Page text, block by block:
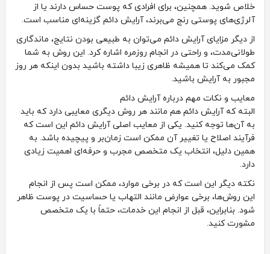
خلاص شوید. همچنین، برای افرادی که پوست حساس دارند یا از
آلرژی‌های پوستی رنج می‌برند، آرایش دائم گزینه‌ای مناسب است.
از دیگر مزایای آرایش دائم می‌توان به طبیعی بودن نتایج، ماندگاری
طولانی‌مدت، و راحتی در انجام روزمره اشاره کرد. این روش به شما
کمک می‌کند تا همیشه ظاهری زیبا داشته باشید بدون اینکه هر روز
مجبور به آرایش باشید.
معایب و نکات مهم درباره آرایش دائم
البته که آرایش دائم هم مانند هر روش دیگری معایبی دارد که باید
به آن‌ها توجه کنید. یکی از معایب اصلی آرایش دائم این است که
فرآیند اصلاح یا تغییر آن ممکن است زمان‌بر و پیچیده باشد. به
همین دلیل، انتخاب یک متخصص مجرب و حرفه‌ای اهمیت زیادی
دارد.
نکته دیگر این است که در برخی موارد، ممکن است پس از انجام
این روش‌ها، برخی عوارض مانند التهاب یا حساسیت در پوست ظاهر
شود. بنابراین، قبل از انجام این خدمات، حتماً با یک متخصص
مشورت کنید.